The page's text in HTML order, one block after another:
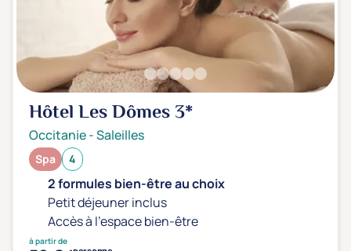
Excellent: 4+
Très bien: 3.5+
(0)
Bord de mer
Ville
Montagne
Campagne
Hôtel Les Dômes3*
Occitanie-Saleilles
Spa 4
2 formules bien-être au choix
Petit déjeuner inclus
Accès à l'espace bien-être
à partir de